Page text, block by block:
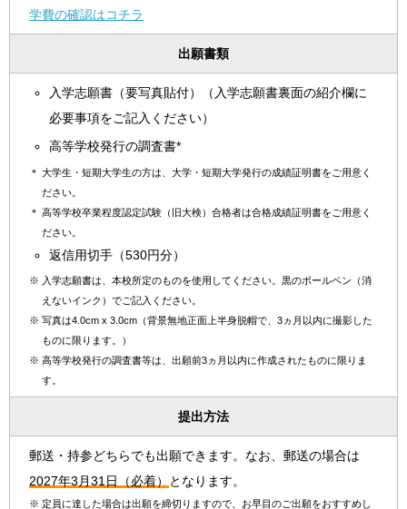
学費の確認はコチラ
出願書類
入学志願書（要写真貼付）（入学志願書裏面の紹介欄に
必要事項をご記入ください）
高等学校発行の調査書*
＊ 大学生・短期大学生の方は、大学・短期大学発行の成績証明書をご用意く
ださい。
＊ 高等学校卒業程度認定試験（旧大検）合格者は合格成績証明書をご用意く
ださい。
返信用切手（530円分）
※ 入学志願書は、本校所定のものを使用してください。黒のボールペン（消
えないインク）でご記入ください。
※ 写真は4.0cm x 3.0cm（背景無地正面上半身脱帽で、3ヵ月以内に撮影した
ものに限ります。）
※ 高等学校発行の調査書等は、出願前3ヵ月以内に作成されたものに限りま
す。
提出方法
郵送・持参どちらでも出願できます。なお、郵送の場合は
2027年3月31日（必着）
となります。
※ 定員に達した場合は出願を締切りますので、お早目のご出願をおすすめし